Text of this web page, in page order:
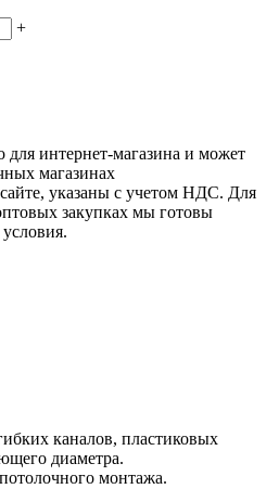
+
для интернет-магазина и может
магазинах
указаны с учетом НДС. Для
закупках мы готовы
каналов, пластиковых
диаметра.
монтажа.